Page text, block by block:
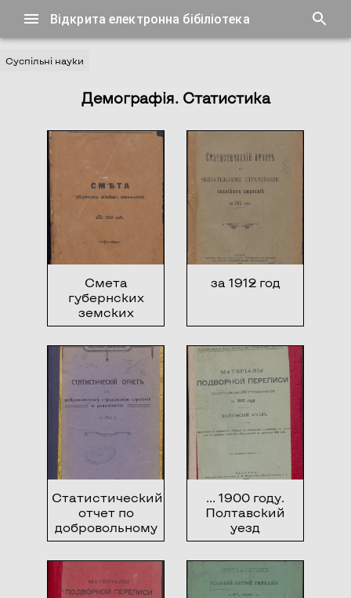
Відкрита електронна бібіліотека
Суспільні науки
Демографія. Статистика
Смета
губернских
земских
повинностей на
1916 год
за 1912 год
Статистический
отчет по
добровольному
страхованию
строений и
движимости
… 1900 году.
Полтавский
уезд